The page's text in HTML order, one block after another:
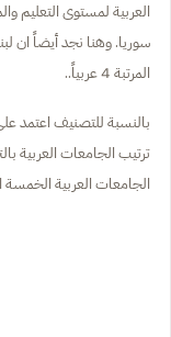
العربية لمستوى التعليم
المرتبة 4 عربياً..
بالنسبة للتصنيف اعتمد
ترتيب الجامعات العربية
الجامعات العربية الخمسة